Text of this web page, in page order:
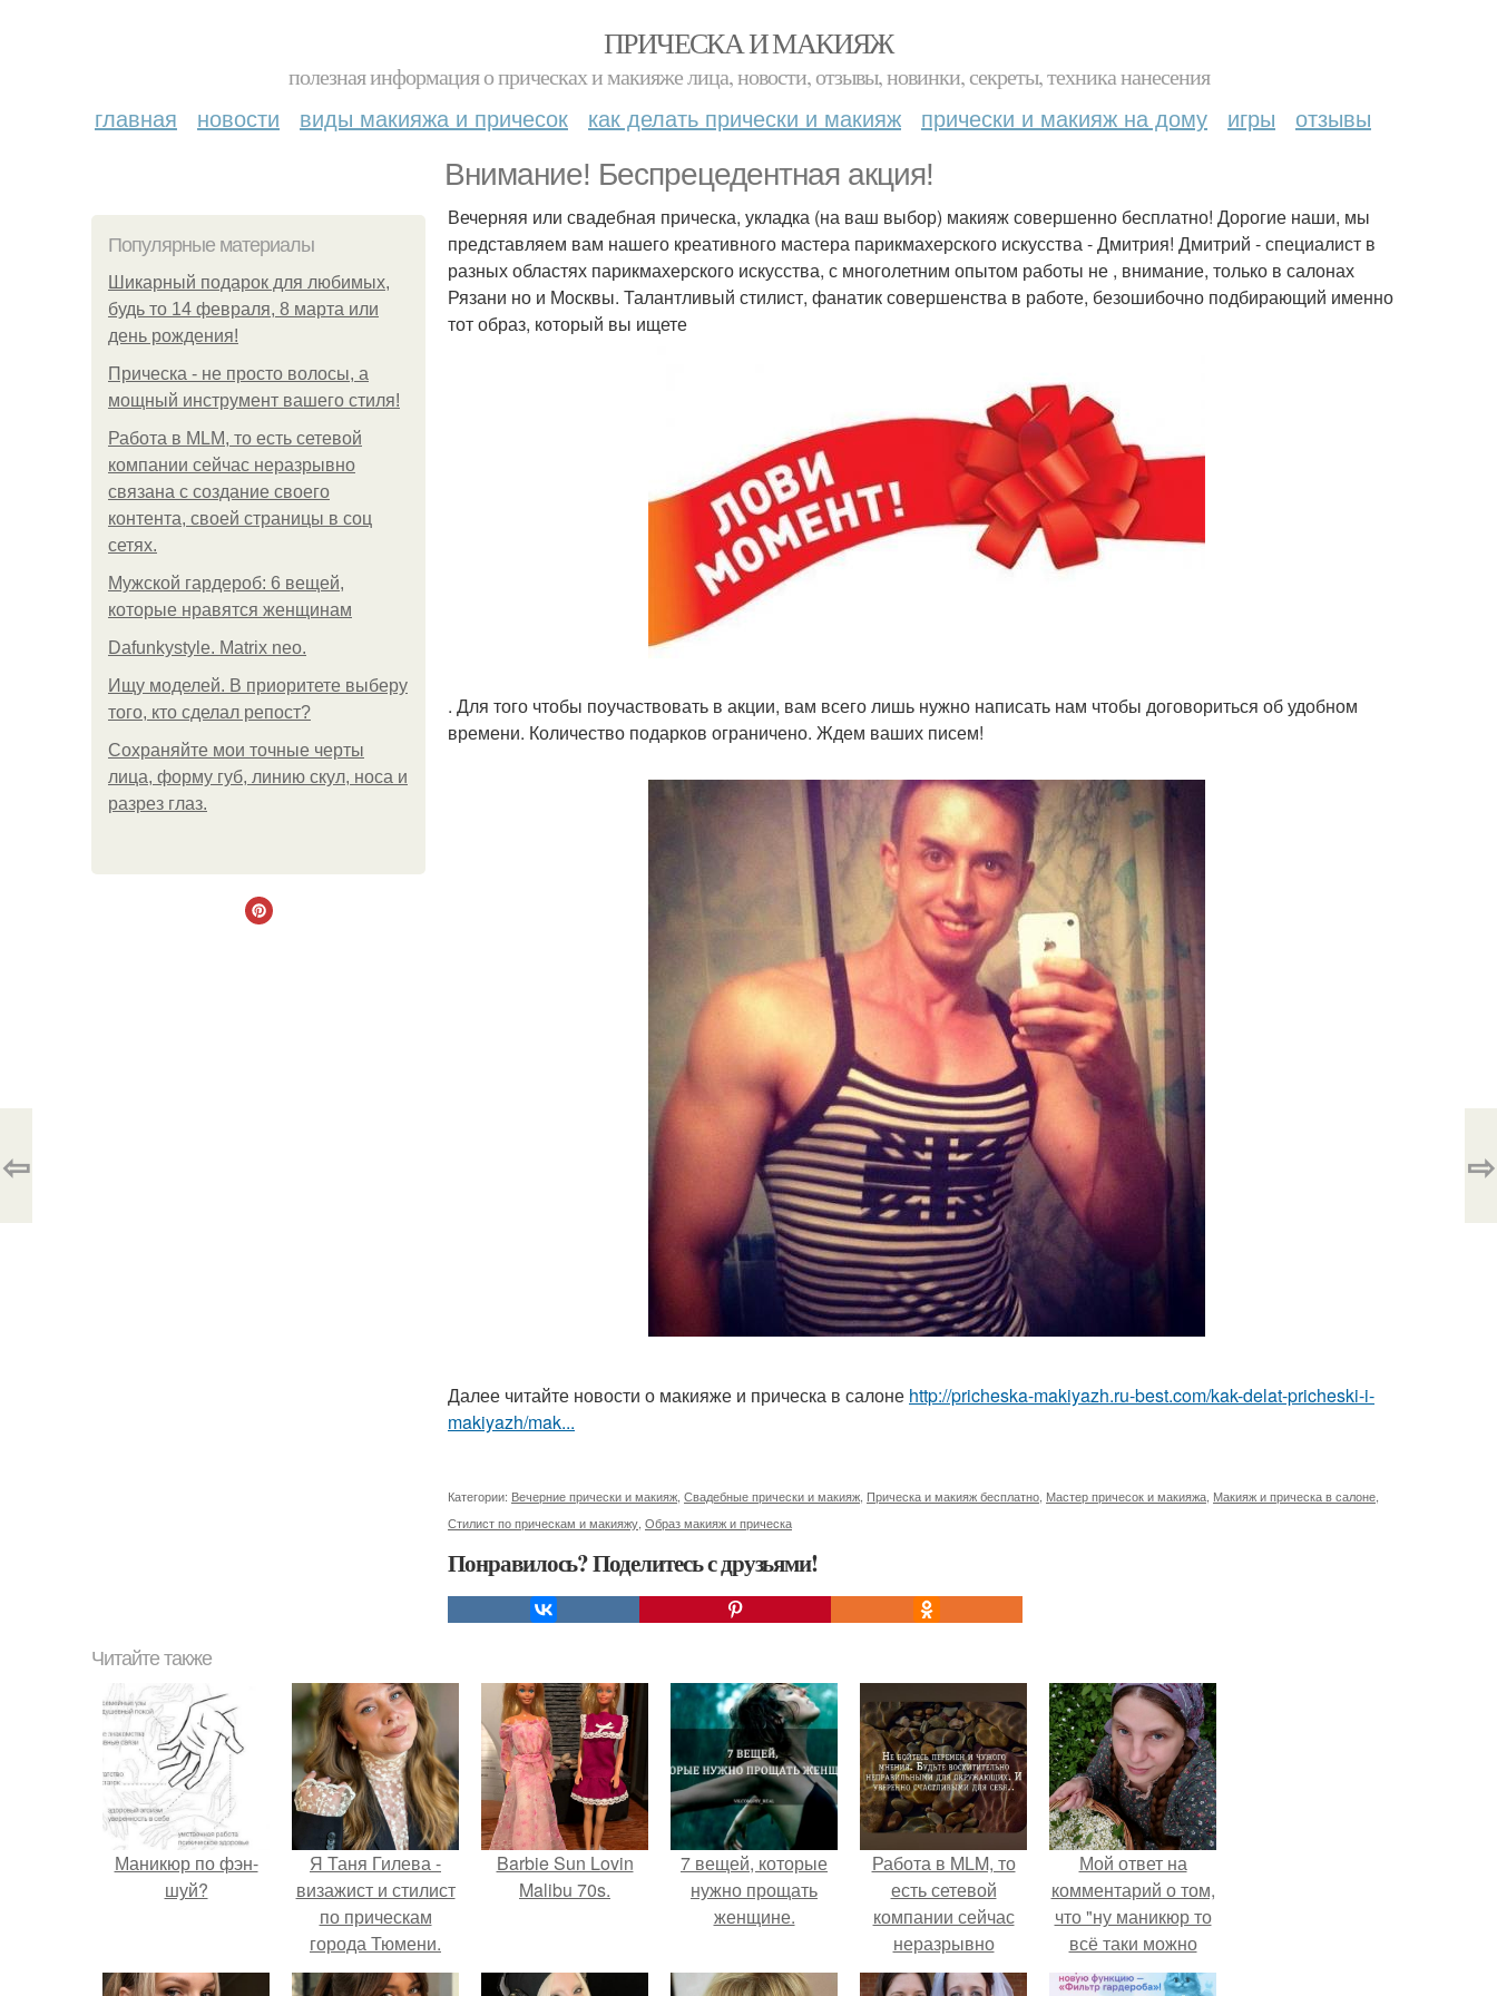
ПРИЧЕСКА И МАКИЯЖ
полезная информация о прическах и макияже лица, новости, отзывы, новинки, секреты, техника нанесения
главная новости виды макияжа и причесок как делать прически и макияж прически и макияж на дому игры отзывы
Внимание! Беспрецедентная акция!
Популярные материалы
Шикарный подарок для любимых,
будь то 14 февраля, 8 марта или
день рождения!
Прическа - не просто волосы, а
мощный инструмент вашего стиля!
Работа в MLM, то есть сетевой
компании сейчас неразрывно
связана с создание своего
контента, своей страницы в соц
сетях.
Мужской гардероб: 6 вещей,
которые нравятся женщинам
Dafunkystyle. Matrix neo.
Ищу моделей. В приоритете выберу
того, кто сделал репост?
Сохраняйте мои точные черты
лица, форму губ, линию скул, носа и
разрез глаз.
Вечерняя или свадебная прическа, укладка (на ваш выбор) макияж совершенно бесплатно! Дорогие наши, мы
представляем вам нашего креативного мастера парикмахерского искусства - Дмитрия! Дмитрий - специалист в
разных областях парикмахерского искусства, с многолетним опытом работы не , внимание, только в салонах
Рязани но и Москвы. Талантливый стилист, фанатик совершенства в работе, безошибочно подбирающий именно
тот образ, который вы ищете
. Для того чтобы поучаствовать в акции, вам всего лишь нужно написать нам чтобы договориться об удобном
времени. Количество подарков ограничено. Ждем ваших писем!
Далее читайте новости о макияже и прическа в салоне http://pricheska-makiyazh.ru-best.com/kak-delat-pricheski-i-
makiyazh/mak...
Категории: Вечерние прически и макияж Свадебные прически и макияж Прическа и макияж бесплатно Мастер причесок и макияжа Макияж и прическа в салоне
Стилист по прическам и макияжу Образ макияж и прическа
Понравилось? Поделитесь с друзьями!
⇦ ⇨
Читайте также
Маникюр по фэн-
шуй?
Я Таня Гилева -
визажист и стилист
по прическам
города Тюмени.
Barbie Sun Lovin
Malibu 70s.
7 вещей, которые
нужно прощать
женщине.
Работа в MLM, то
есть сетевой
компании сейчас
неразрывно
связана с создание
Мой ответ на
комментарий о том,
что "ну маникюр то
всё таки можно
было бы сделать.